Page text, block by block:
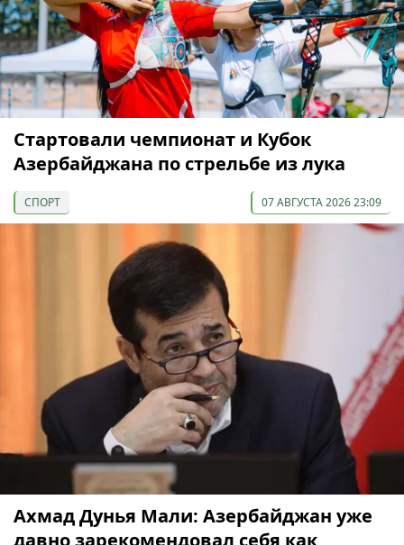
Cтартовали чемпионат и Кубок
Азербайджана по стрельбе из лука
СПОРТ 07 АВГУСТА 2026 23:09
Ахмад Дунья Мали: Азербайджан уже
давно зарекомендовал себя как